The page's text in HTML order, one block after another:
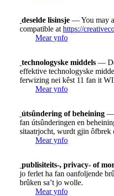
deselde lisinsje — You may
compatible at https://
Mear ynfo
technologyske middels —
effektive technologyske
ferwizing nei kêst 11 fan it
Mear ynfo
útsûndering of beheining —
fan útsûnderingen en
sitaatrjocht, wurdt gjin ôfbrek
Mear ynfo
publisiteits-, privacy- of
jo ferlet ha fan oanfoljende
brûken sa’t jo wolle.
Mear ynfo